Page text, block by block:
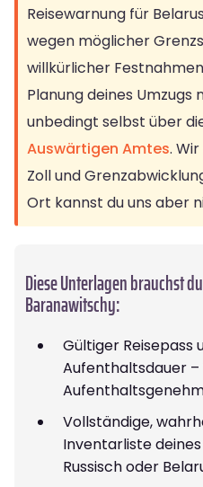
Reisewarnung für
wegen möglicher
willkürlicher
Planung deines
unbedingt selbst über
Auswärtigen Amtes.
Zoll und
Ort kannst du uns aber
Diese Unterlagen brauchst
Baranawitschy:
Gültiger Reisepass
Aufenthaltsdauer –
Vollständige,
Inventarliste
Russisch oder